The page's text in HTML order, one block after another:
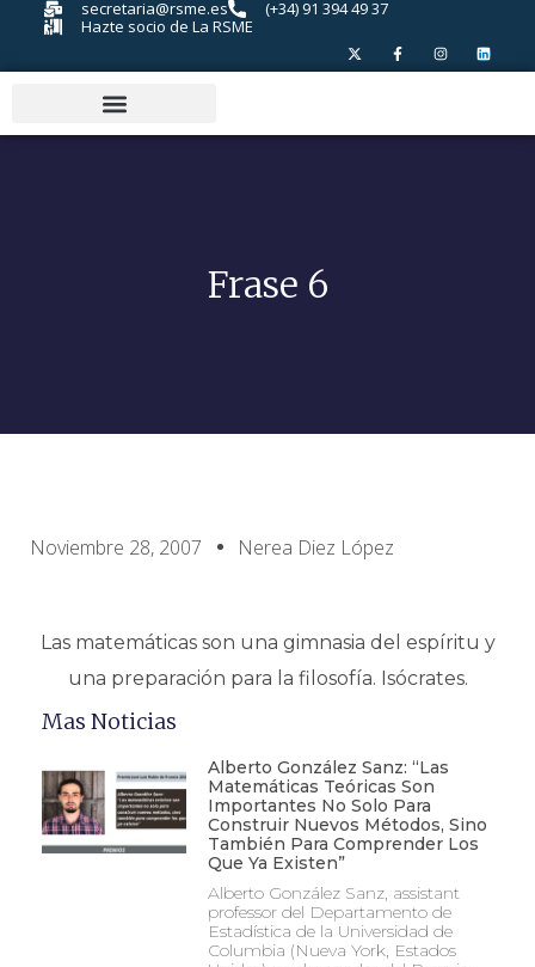
secretaria@rsme.es
(+34) 91 394 49 37
Hazte socio de La RSME
Frase 6
Noviembre 28, 2007 Nerea Diez López
Las matemáticas son una gimnasia del espíritu y
una preparación para la filosofía. Isócrates.
Mas Noticias
Alberto González Sanz: “Las
Matemáticas Teóricas Son
Importantes No Solo Para
Construir Nuevos Métodos, Sino
También Para Comprender Los
Que Ya Existen”
Alberto González Sanz, assistant
professor del Departamento de
Estadística de la Universidad de
Columbia (Nueva York, Estados